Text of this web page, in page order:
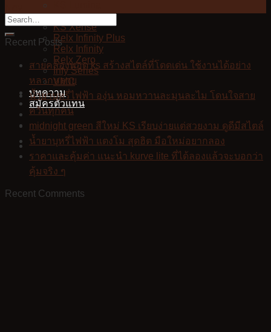
KS Kurve Lite
KS Xense
Relx Infinity Plus
Relx Infinity
Relx Zero
Infy Series
VMC
บทความ
สมัครตัวแทน
Recent Posts
สายคล้องพอต ks สร้างสไตล์ที่โดดเด่น ใช้งานได้อย่าง
หลากหลาย
น้ำยาบุหรี่ไฟฟ้า องุ่น หอมหวานละมุนละไม โดนใจสาย
ควันทุกคน
midnight green สีใหม่ KS เรียบง่ายแต่สวยงาม ดูดีมีสไตล์
น้ำยาบุหรี่ไฟฟ้า แตงโม สุดฮิต มือใหม่อยากลอง
ราคาและคุ้มค่า แนะนำ kurve lite ที่ได้ลองแล้วจะบอกว่า
คุ้มจริง ๆ
Recent Comments